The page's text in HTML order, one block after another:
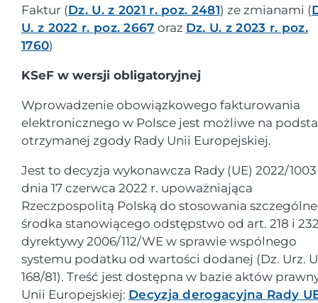
Faktur (Dz. U. z 2021 r. poz. 2481) ze zmianami (
U. z 2022 r. poz. 2667 oraz Dz. U. z 2023 r. poz.
1760)
KSeF w wersji obligatoryjnej
Wprowadzenie obowiązkowego fakturowania
elektronicznego w Polsce jest możliwe na
otrzymanej zgody Rady Unii Europejskiej.
Jest to decyzja wykonawcza Rady (UE) 2022/
dnia 17 czerwca 2022 r. upoważniająca
Rzeczpospolitą Polską do stosowania
środka stanowiącego odstępstwo od art. 218 i
dyrektywy 2006/112/WE w sprawie wspólnego
systemu podatku od wartości dodanej (Dz. Urz.
168/81). Treść jest dostępna w bazie aktów
Unii Europejskiej: Decyzja derogacyjna Rady